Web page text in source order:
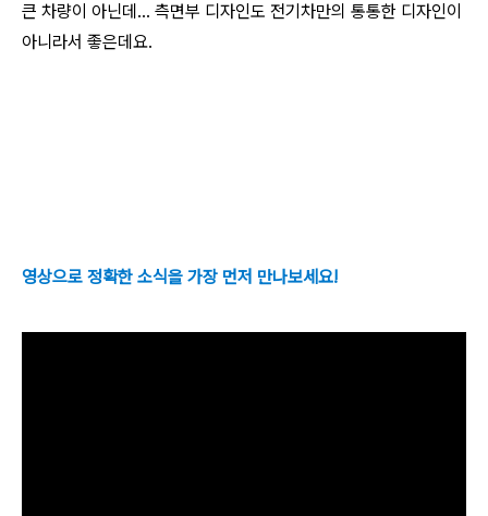
큰 차량이 아닌데... 측면부 디자인도 전기차만의 통통한 디자인이
아니라서 좋은데요.
영상으로 정확한 소식을 가장 먼저 만나보세요!